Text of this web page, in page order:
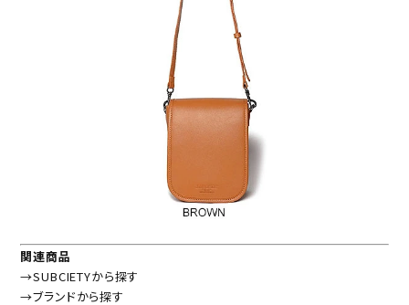
関連商品
→SUBCIETYから探す
→ブランドから探す